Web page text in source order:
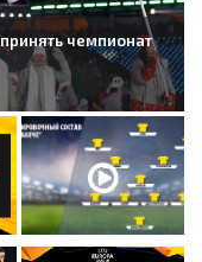
чемпионат